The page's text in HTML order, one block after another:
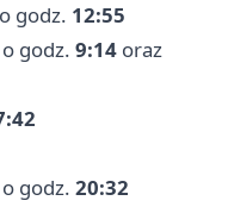
o godz. 12:55
godz. 9:14 oraz
godz. 20:32